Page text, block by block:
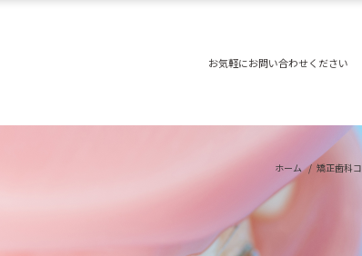
お気軽にお問い合わせください
ホーム 矯正歯科